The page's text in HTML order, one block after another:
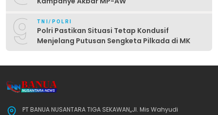
9 TNI/POLRI
Polri Pastikan Situasi Tetap Kondusif
Menjelang Putusan Sengketa Pilkada di MK
PT BANUA NUSANTARA TIGA SEKAWAN,,Jl. Mis Wahyudi